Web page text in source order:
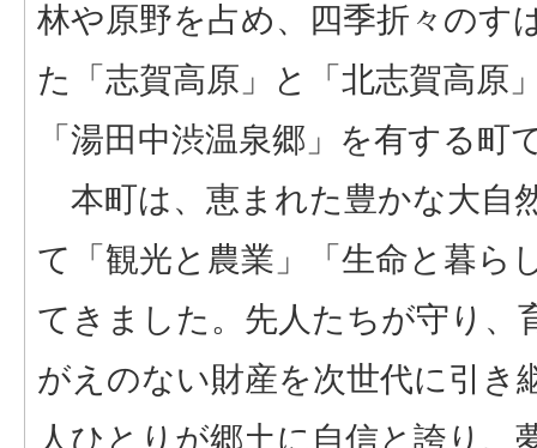
林や原野を占め、四季折々のす
た「志賀高原」と「北志賀高原
「湯田中渋温泉郷」を有する町
本町は、恵まれた豊かな大自
て「観光と農業」「生命と暮ら
てきました。先人たちが守り、
がえのない財産を次世代に引き
人ひとりが郷土に自信と誇り、